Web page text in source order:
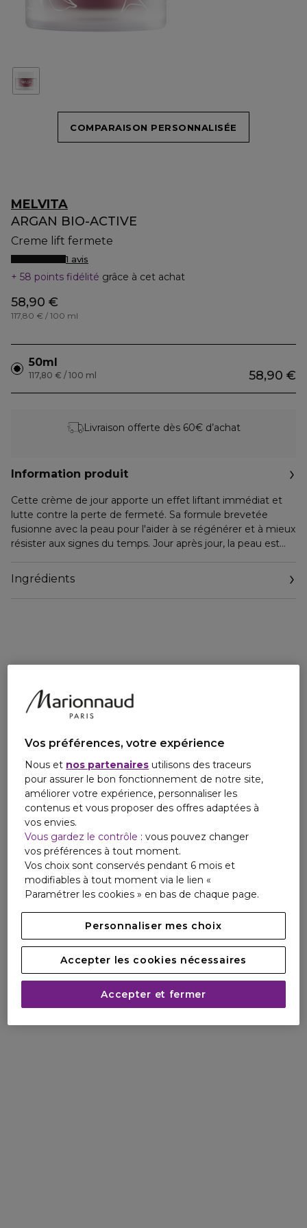
COMPARAISON PERSONNALISÉE
MELVITA
ARGAN BIO-ACTIVE
Creme lift fermete
1 avis
58 points fidélité grâce à cet achat
58,90 €
117,80 € / 100 ml
50ml
58,90 €
117,80 € / 100 ml
Livraison offerte dès 60€ d’achat
Information produit
Cette crème de jour apporte un effet liftant immédiat et
lutte contre la perte de fermeté. Sa formule brevetée
fusionne avec la peau pour l'aider à se régénérer et à mieux
résister aux signes du temps. Jour après jour, la peau est
est réduite.
Ingrédients
Vos préférences, votre expérience
Nous et nos partenaires utilisons des traceurs
pour assurer le bon fonctionnement de notre site,
améliorer votre expérience, personnaliser les
contenus et vous proposer des offres adaptées à
vos envies.
Vous gardez le contrôle : vous pouvez changer
vos préférences à tout moment.
Vos choix sont conservés pendant 6 mois et
modifiables à tout moment via le lien «
Paramétrer les cookies » en bas de chaque page.
Personnaliser mes choix
Accepter les cookies nécessaires
Accepter et fermer